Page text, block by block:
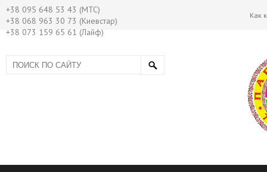
+38 095 648 53 43 (МТС)
+38 068 963 30 73 (Киевстар)
+38 073 159 65 61 (Лайф)
Как